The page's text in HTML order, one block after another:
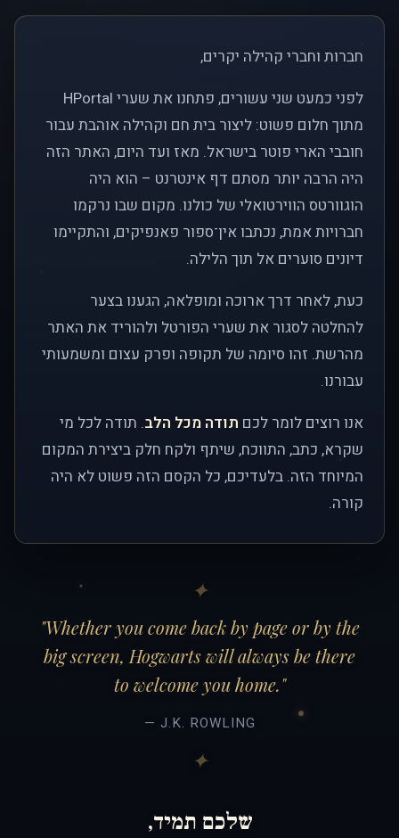
חברות וחברי קהילה יקרים,
לפני כמעט שני עשורים, פתחנו את שערי HPortal
מתוך חלום פשוט: ליצור בית חם וקהילה אוהבת עבור
חובבי הארי פוטר בישראל. מאז ועד היום, האתר הזה
היה הרבה יותר מסתם דף אינטרנט – הוא היה
הוגוורטס הווירטואלי של כולנו. מקום שבו נרקמו
חברויות אמת, נכתבו אין־ספור פאנפיקים, והתקיימו
דיונים סוערים אל תוך הלילה.
כעת, לאחר דרך ארוכה ומופלאה, הגענו בצער
להחלטה לסגור את שערי הפורטל ולהוריד את האתר
מהרשת. זהו סיומה של תקופה ופרק עצום ומשמעותי
עבורנו.
אנו רוצים לומר לכם תודה מכל הלב. תודה לכל מי
שקרא, כתב, התווכח, שיתף ולקח חלק ביצירת המקום
המיוחד הזה. בלעדיכם, כל הקסם הזה פשוט לא היה
קורה.
"Whether you come back by page or by the
big screen, Hogwarts will always be there
to welcome you home."
— J.K. ROWLING
שלכם תמיד,